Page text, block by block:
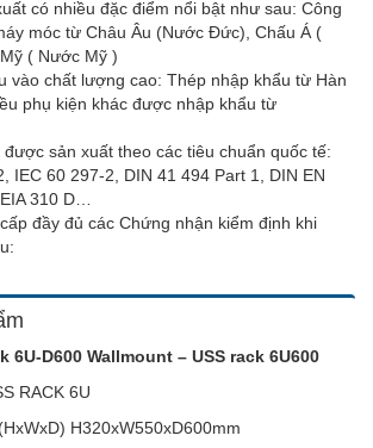
có nhiều đặc điểm nổi bật như sau: Công
móc từ Châu Âu (Nước Đức), Chấu Á (
( Nước Mỹ )
vào chất lượng cao: Thép nhập khẩu từ Hàn
phụ kiện khác được nhập khẩu từ
được sản xuất theo các tiêu chuẩn quốc tế:
IEC 60 297-2, DIN 41 494 Part 1, DIN EN
310 D…
đầy đủ các Chứng nhận kiểm định khi
6U-D600 Wallmount – USS rack 6U600
RACK 6U
H320xW550xD600mm